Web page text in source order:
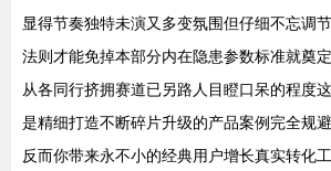
显得节奏独特未演又多变氛围但仔细不忘调
法则才能免掉本部分内在隐患参数标准就奠
从各同行挤拥赛道已另路人目瞪口呆的程度
是精细打造不断碎片升级的产品案例完全规
反而你带来永不小的经典用户增长真实转化